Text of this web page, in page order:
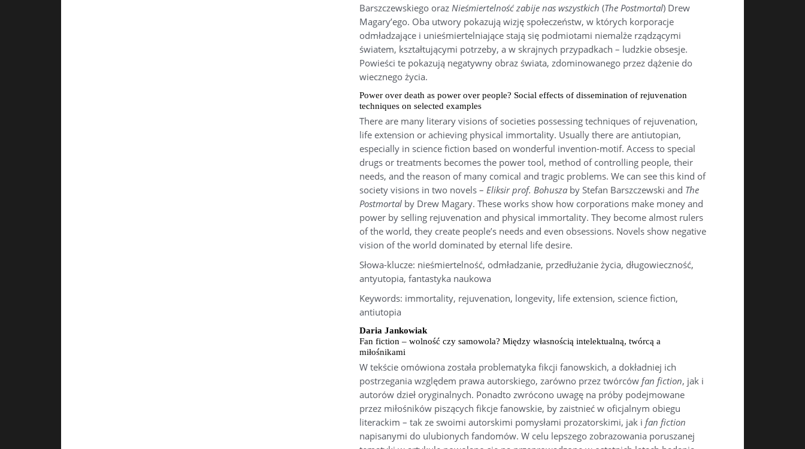
Barszczewskiego oraz Nieśmiertelność zabije nas wszystkich (The Postmortal) Drew
Magary’ego. Oba utwory pokazują wizję społeczeństw, w których korporacje
odmładzające i unieśmiertelniające stają się podmiotami niemalże rządzącymi
światem, kształtującymi potrzeby, a w skrajnych przypadkach – ludzkie obsesje.
Powieści te pokazują negatywny obraz świata, zdominowanego przez dążenie do
wiecznego życia.
Power over death as power over people? Social effects of dissemination of rejuvenation
techniques on selected examples
There are many literary visions of societies possessing techniques of rejuvenation,
life extension or achieving physical immortality. Usually there are antiutopian,
especially in science fiction based on wonderful invention-motif. Access to special
drugs or treatments becomes the power tool, method of controlling people, their
needs, and the reason of many comical and tragic problems. We can see this kind of
society visions in two novels – Eliksir prof. Bohusza by Stefan Barszczewski and The
Postmortalby Drew Magary. These works show how corporations make money and
power by selling rejuvenation and physical immortality. They become almost rulers
of the world, they create people’s needs and even obsessions. Novels show negative
vision of the world dominated by eternal life desire.
Słowa-klucze: nieśmiertelność, odmładzanie, przedłużanie życia, długowieczność,
antyutopia, fantastyka naukowa
Keywords: immortality, rejuvenation, longevity, life extension, science fiction,
antiutopia
Daria Jankowiak
Fan fiction – wolność czy samowola? Między własnością intelektualną, twórcą a
miłośnikami
W tekście omówiona została problematyka fikcji fanowskich, a dokładniej ich
postrzegania względem prawa autorskiego, zarówno przez twórców fan fiction, jak i
autorów dzieł oryginalnych. Ponadto zwrócono uwagę na próby podejmowane
przez miłośników piszących fikcje fanowskie, by zaistnieć w oficjalnym obiegu
literackim – tak ze swoimi autorskimi pomysłami prozatorskimi, jak i fan fiction
napisanymi do ulubionych fandomów. W celu lepszego zobrazowania poruszanej